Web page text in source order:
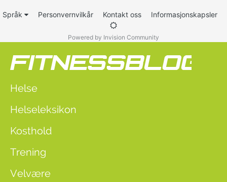
Språk Personvernvilkår Kontakt oss Informasjonskapsler
Powered by Invision Community
Helse
Helseleksikon
Kosthold
Trening
Velvære